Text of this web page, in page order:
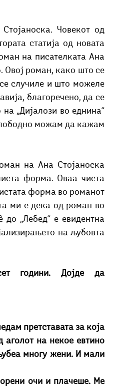
статија од новата
на писателката Ана
Овој роман, како што се
случиле и што можеле
благоречено, да се
„Дијалози во еднина“
можам да кажам
форма. Оваа чиста
форма во романот
ми е дека од роман во
до „Лебед“ е евидентна
на љубовта
претставата за која
на некое евтино
многу жени. И мали
очи и плачеше. Ме